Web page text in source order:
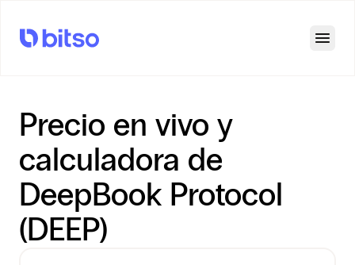
Precio en vivo y
calculadora de
DeepBook Protocol
(DEEP)